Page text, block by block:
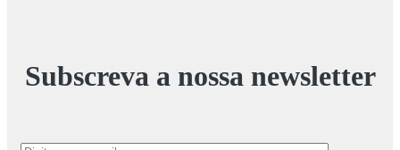
Subscreva a nossa newsletter